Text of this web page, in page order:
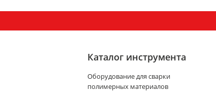
Каталог инструмента
Оборудование для сварки
полимерных материалов